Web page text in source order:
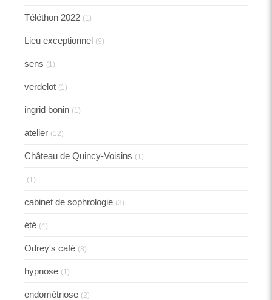
Téléthon 2022 (1)
Lieu exceptionnel (9)
sens (1)
verdelot (1)
ingrid bonin (1)
atelier (12)
Château de Quincy-Voisins (1)
(1)
cabinet de sophrologie (3)
été (4)
Odrey's café (8)
hypnose (1)
endométriose (2)